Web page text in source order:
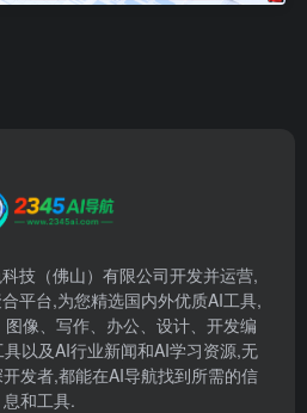
技（佛山）有限公司开发并运营,
平台,为您精选国内外优质AI工具,
像、写作、办公、设计、开发编
以及AI行业新闻和AI学习资源,无
发者,都能在AI导航找到所需的信
息和工具.